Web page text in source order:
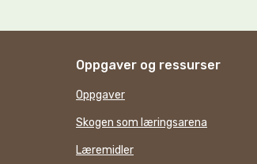
Oppgaver og ressurser
Oppgaver
Skogen som læringsarena
Læremidler